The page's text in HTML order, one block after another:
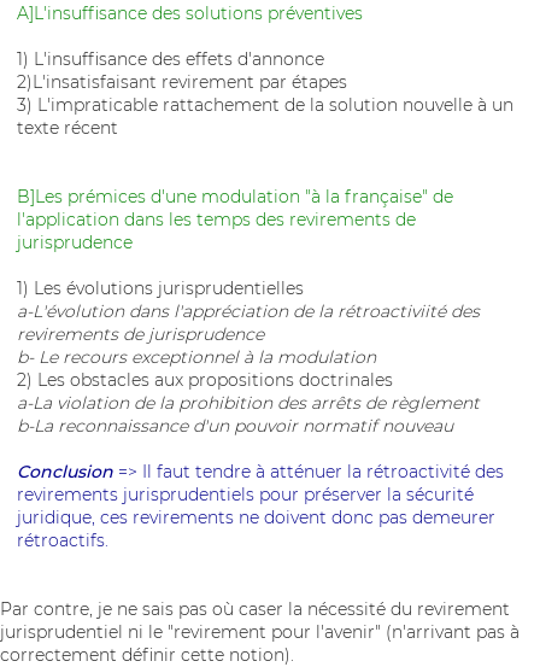
A]L'insuffisance des solutions préventives
1) L'insuffisance des effets d'annonce
2)L'insatisfaisant revirement par étapes
3) L'impraticable rattachement de la solution nouvelle à un
texte récent
B]Les prémices d'une modulation "à la française" de
l'application dans les temps des revirements de
jurisprudence
1) Les évolutions jurisprudentielles
a-L'évolution dans l'appréciation de la rétroactiviité des
revirements de jurisprudence
b- Le recours exceptionnel à la modulation
2) Les obstacles aux propositions doctrinales
a-La violation de la prohibition des arrêts de règlement
b-La reconnaissance d'un pouvoir normatif nouveau
Conclusion => Il faut tendre à atténuer la rétroactivité des
revirements jurisprudentiels pour préserver la sécurité
juridique, ces revirements ne doivent donc pas demeurer
rétroactifs.
Par contre, je ne sais pas où caser la nécessité du revirement
jurisprudentiel ni le "revirement pour l'avenir" (n'arrivant pas à
correctement définir cette notion).